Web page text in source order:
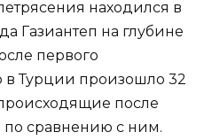
находился в
Газиантеп на глубине
первого
в Турции произошло 32
после
сравнению с ним.